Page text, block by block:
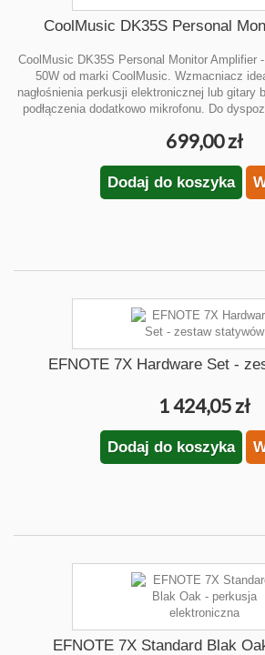
CoolMusic DK35S Personal
CoolMusic DK35S Personal Monitor Amplifier
50W od marki CoolMusic. Wzmacniacz
nagłośnienia perkusji elektronicznej lub gitary
podłączenia dodatkowo mikrofonu. Do
699,00 zł
Dodaj do koszyka
EFNOTE 7X Hardware Set -
1 424,05 zł
Dodaj do koszyka
EFNOTE 7X Standard Blak